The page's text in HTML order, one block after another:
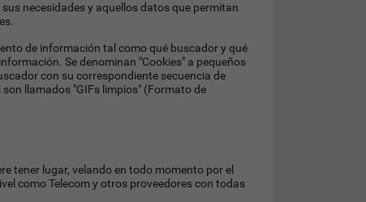
necesidades y aquellos datos que permitan
de información tal como qué buscador y qué
Se denominan "Cookies" a pequeños
con su correspondiente secuencia de
llamados "GIFs limpios" (Formato de
tener lugar, velando en todo momento por el
como Telecom y otros proveedores con todas